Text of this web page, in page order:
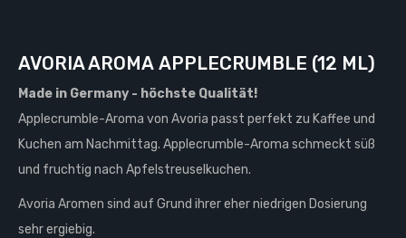
AVORIA AROMA APPLECRUMBLE (12 ML)
Made in Germany - höchste Qualität!
Applecrumble-Aroma von Avoria passt perfekt zu Kaffee und
Kuchen am Nachmittag. Applecrumble-Aroma schmeckt süß
und fruchtig nach Apfelstreuselkuchen.
Avoria Aromen sind auf Grund ihrer eher niedrigen Dosierung
sehr ergiebig.